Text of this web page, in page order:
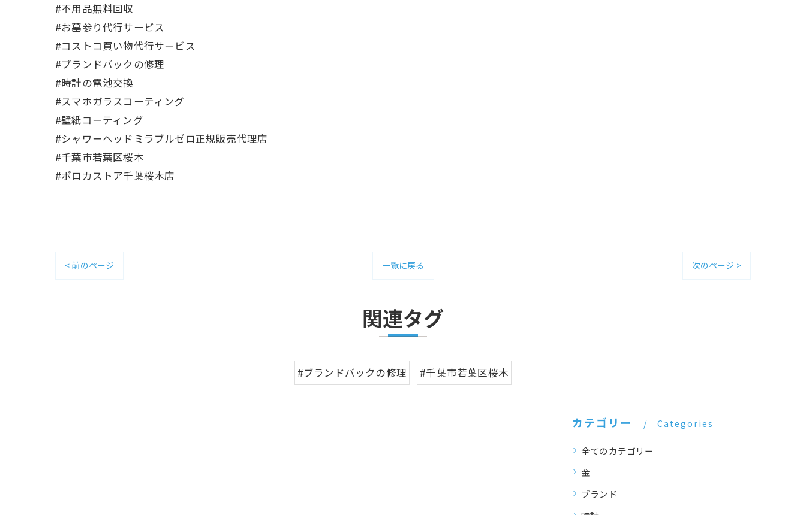
#不用品無料回収
#お墓参り代行サービス
#コストコ買い物代行サービス
#ブランドバックの修理
#時計の電池交換
#スマホガラスコーティング
#壁紙コーティング
#シャワーヘッドミラブルゼロ正規販売代理店
#千葉市若葉区桜木
#ポロカストア千葉桜木店
< 前のページ 一覧に戻る 次のページ >
関連タグ
#ブランドバックの修理 #千葉市若葉区桜木
カテゴリー Categories
全てのカテゴリー
金
ブランド